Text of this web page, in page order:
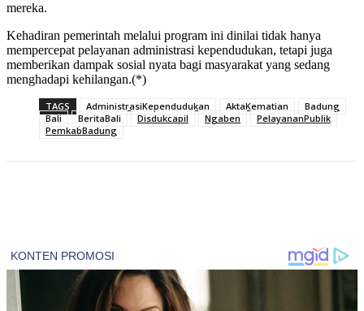
mereka.
Kehadiran pemerintah melalui program ini dinilai tidak hanya
mempercepat pelayanan administrasi kependudukan, tetapi juga
memberikan dampak sosial nyata bagi masyarakat yang sedang
menghadapi kehilangan.(*)
TAGS AdministrasiKependudukan AktaKematian
Badung
Bali
BeritaBali Disdukcapil Ngaben
PelayananPublik
PemkabBadung